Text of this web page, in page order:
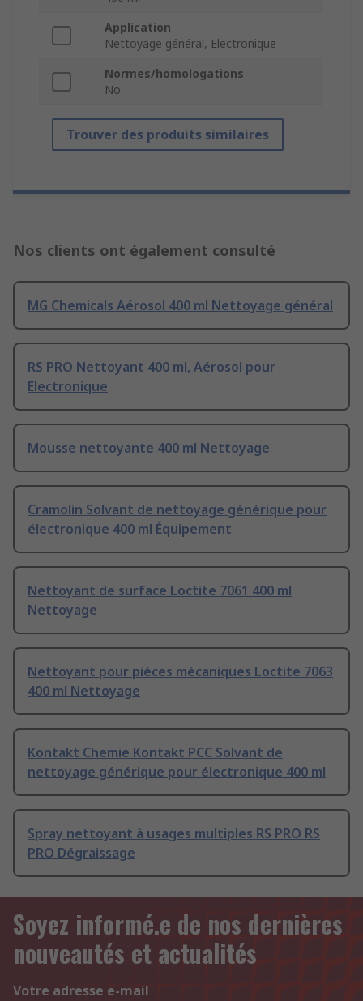
Application
Nettoyage général, Electronique
Normes/homologations
No
Trouver des produits similaires
Nos clients ont également consulté
MG Chemicals Aérosol 400 ml Nettoyage général
RS PRO Nettoyant 400 ml, Aérosol pour
Electronique
Mousse nettoyante 400 ml Nettoyage
Cramolin Solvant de nettoyage générique pour
électronique 400 ml Équipement
Nettoyant de surface Loctite 7061 400 ml
Nettoyage
Nettoyant pour pièces mécaniques Loctite 7063
400 ml Nettoyage
Kontakt Chemie Kontakt PCC Solvant de
nettoyage générique pour électronique 400 ml
Spray nettoyant à usages multiples RS PRO RS
PRO Dégraissage
Soyez informé.e de nos dernières
nouveautés et actualités
Votre adresse e-mail